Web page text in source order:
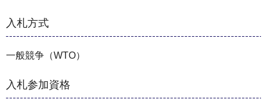
入札方式
一般競争（WTO）
入札参加資格